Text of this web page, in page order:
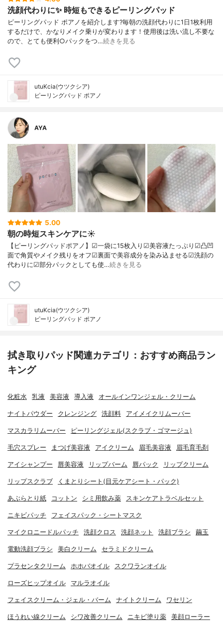
洗顔代わりに✨ 時短もできるピーリングパッド
ピーリングパッド ポアノを紹介します?毎朝の洗顔代わりに1日1枚利用
するだけで、かなりメイク乗りが変わります！使用後は洗い流し不要な
ので、とても便利○パックをつ…続きを見る
utuKcia(ウツクシア)
ピーリングパッド ポアノ
AYA
5.00
朝の時短スキンケアに☀️
【ピーリングパッドポアノ】☑一袋に15枚入り☑美容液たっぷり☑凸凹
面で角質やメイク残りをオフ☑裏面で美容成分を染み込ませる☑洗顔の
代わりに☑部分パックとしても使…続きを見る
utuKcia(ウツクシア)
ピーリングパッド ポアノ
拭き取りパッド関連カテゴリ：おすすめ商品ラン
キング
化粧水 乳液 美容液 導入液 オールインワンジェル・クリーム
ナイトパウダー クレンジング 洗顔料 アイメイクリムーバー
マスカラリムーバー ピーリングジェル(スクラブ・ゴマージュ)
毛穴スプレー まつげ美容液 アイクリーム 眉毛美容液 眉毛育毛剤
アイシャンプー 唇美容液 リップバーム 唇パック リップクリーム
リップスクラブ くまとりシート(目元ケアシート・パック)
あぶらとり紙 コットン シミ用飲み薬 スキンケアトラベルセット
ニキビパッチ フェイスパック・シートマスク
マイクロニードルパッチ 洗顔クロス 洗顔ネット 洗顔ブラシ 繭玉
電動洗顔ブラシ 美白クリーム セラミドクリーム
プラセンタクリーム ホホバオイル スクワランオイル
ローズヒップオイル マルラオイル
フェイスクリーム・ジェル・バーム ナイトクリーム ワセリン
ほうれい線クリーム シワ改善クリーム ニキビ塗り薬 美顔ローラー